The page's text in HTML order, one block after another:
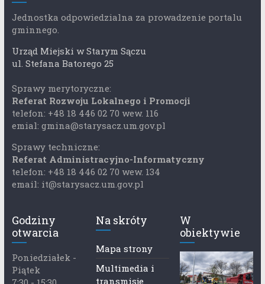
Jednostka odpowiedzialna za prowadzenie portalu
gminnego.
Urząd Miejski w Starym Sączu
ul. Stefana Batorego 25
Sprawy merytoryczne:
Referat Rozwoju Lokalnego i Promocji
telefon: +48 18 446 02 70 wew. 116
emial: gmina@starysacz.um.gov.pl
Sprawy techniczne:
Referat Administracyjno-Informatyczny
telefon: +48 18 446 02 70 wew. 134
email: it@starysacz.um.gov.pl
Godziny
otwarcia
Poniedziałek -
Piątek
Na skróty
Mapa strony
Multimedia i
transmisje
W
obiektywie